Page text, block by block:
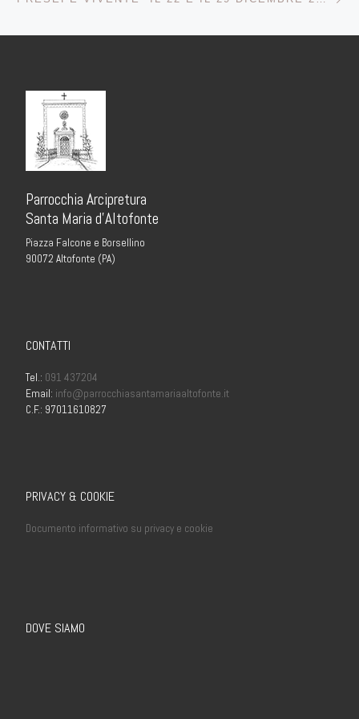
Parrocchia Arcipretura
Santa Maria d’Altofonte
Piazza Falcone e Borsellino
90072 Altofonte (PA)
CONTATTI
Tel.: 091 437204
Email: info@parrocchiasantamariaaltofonte.it
C.F.: 97011610827
PRIVACY & COOKIE
Documento informativo su privacy e cookie
DOVE SIAMO